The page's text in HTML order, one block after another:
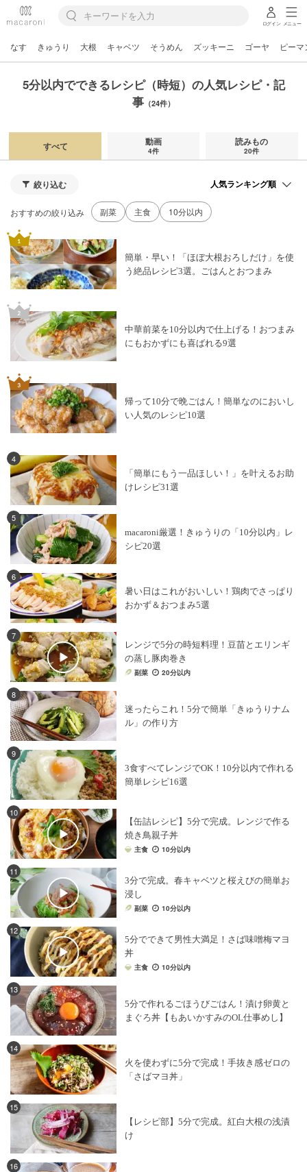
ログイン メニュー
なす きゅうり 大根 キャベツ そうめん ズッキーニ ゴーヤ ピーマ
5分以内でできるレシピ（時短）の人気レシピ・記
事 （24件）
すべて 動画
4件
読みもの
20件
絞り込む
おすすめの絞り込み 副菜 主食 10分以内
簡単・早い！「ほぼ大根おろしだけ」を使
う絶品レシピ3選。ごはんとおつまみ
中華前菜を10分以内で仕上げる！おつまみ
にもおかずにも喜ばれる9選
帰って10分で晩ごはん！簡単なのにおいし
い人気のレシピ10選
4
「簡単にもう一品ほしい！」を叶えるお助
けレシピ31選
5
macaroni厳選！きゅうりの「10分以内」レ
シピ20選
6
暑い日はこれがおいしい！鶏肉でさっぱり
おかず＆おつまみ5選
7
レンジで5分の時短料理！豆苗とエリンギ
の蒸し豚肉巻き
副菜 20分以内
8
迷ったらこれ！5分で簡単「きゅうりナム
ル」の作り方
9
3食すべてレンジでOK！10分以内で作れる
簡単レシピ16選
10
【缶詰レシピ】5分で完成。レンジで作る
焼き鳥親子丼
主食 10分以内
11
3分で完成。春キャベツと桜えびの簡単お
浸し
副菜 10分以内
12
5分でできて男性大満足！さば味噌梅マヨ
丼
主食 10分以内
13
5分で作れるごほうびごはん！漬け卵黄と
まぐろ丼【もあいかすみのOL仕事めし】
14
火を使わずに5分で完成！手抜き感ゼロの
「さばマヨ丼」
15
【レシピ部】5分で完成。紅白大根の浅漬
け
16